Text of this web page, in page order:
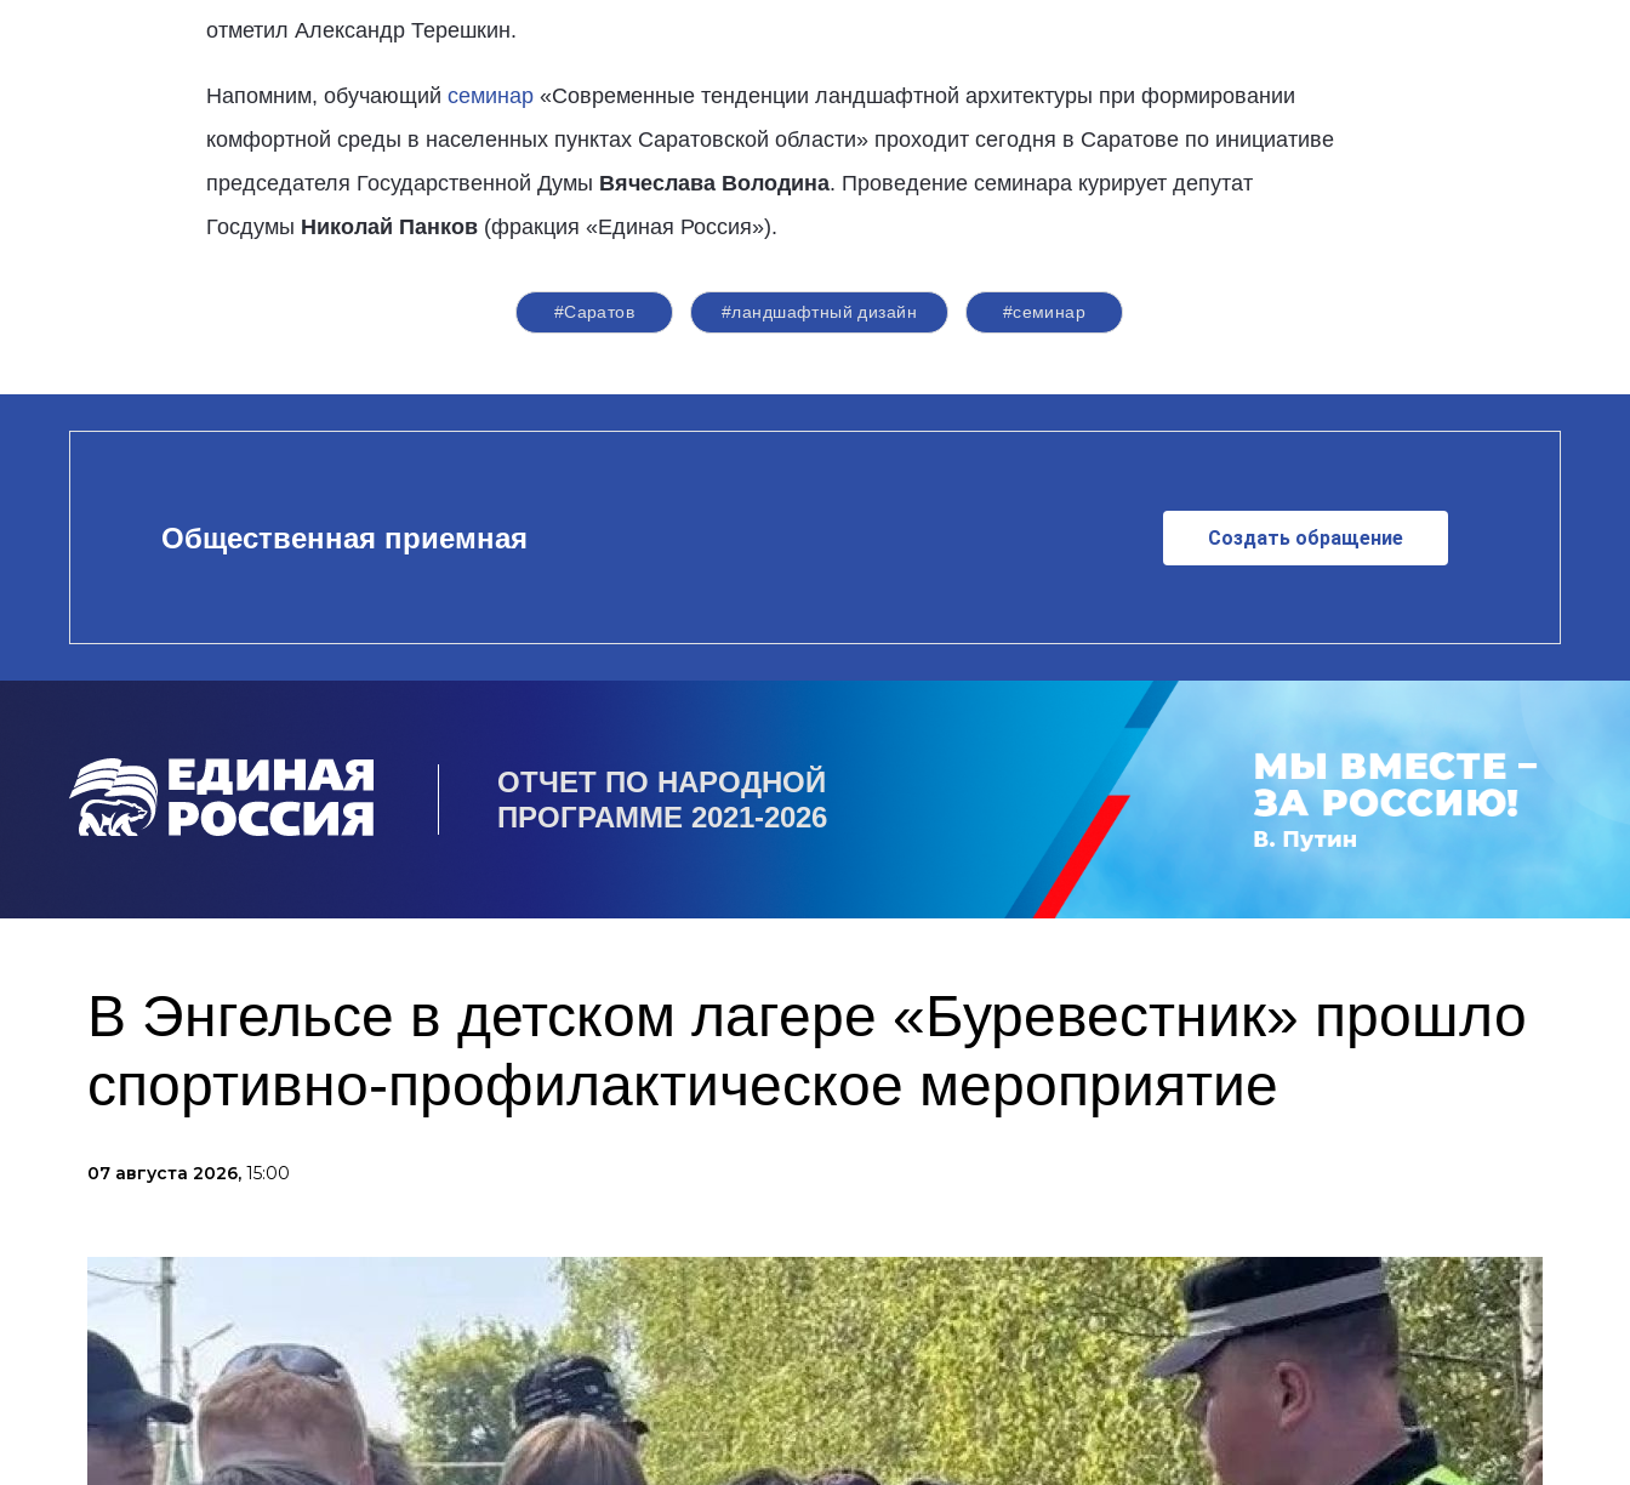
отметил Александр Терешкин.
Напомним, обучающий семинар«Современные тенденции ландшафтной архитектуры при формировании
комфортной среды в населенных пунктах Саратовской области» проходит сегодня в Саратове по инициативе
председателя Государственной Думы Вячеслава Володина. Проведение семинара курирует депутат
Госдумы Николай Панков(фракция «Единая Россия»).
#Саратов #ландшафтный дизайн #семинар
Общественная приемная Создать обращение
ОТЧЕТ ПО НАРОДНОЙ
ПРОГРАММЕ 2021-2026
В Энгельсе в детском лагере «Буревестник» прошло
спортивно-профилактическое мероприятие
07 августа 2026, 15:00